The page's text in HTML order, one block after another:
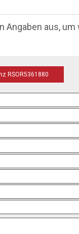
Angaben aus,
RSOR5361880